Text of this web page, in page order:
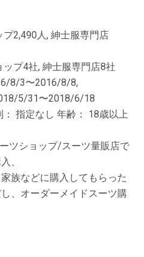
プ2,490人, 紳士服専門店
ップ4社, 紳士服専門店8社
8/3〜2016/8/8,
5/31〜2018/6/18
： 指定なし 年齢： 18歳以上
ツショップ/スーツ量販店で
、
族などに購入してもらった
、オーダーメイドスーツ購